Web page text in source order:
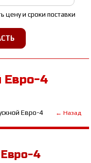
цену и сроки поставки
Евро-4
Евро-4 ← Назад
4